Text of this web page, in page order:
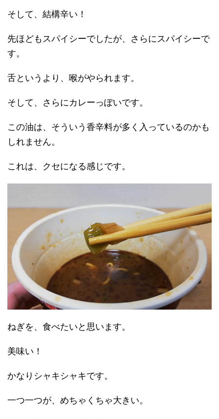
そして、結構辛い！
先ほどもスパイシーでしたが、さらにスパイシーで
す。
舌というより、喉がやられます。
そして、さらにカレーっぽいです。
この油は、そういう香辛料が多く入っているのかも
しれません。
これは、クセになる感じです。
ねぎを、食べたいと思います。
美味い！
かなりシャキシャキです。
一つ一つが、めちゃくちゃ大きい。